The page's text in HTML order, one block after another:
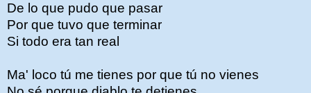
De lo que pudo que pasar
Por que tuvo que terminar
Si todo era tan real
Ma' loco tú me tienes por que tú no vienes